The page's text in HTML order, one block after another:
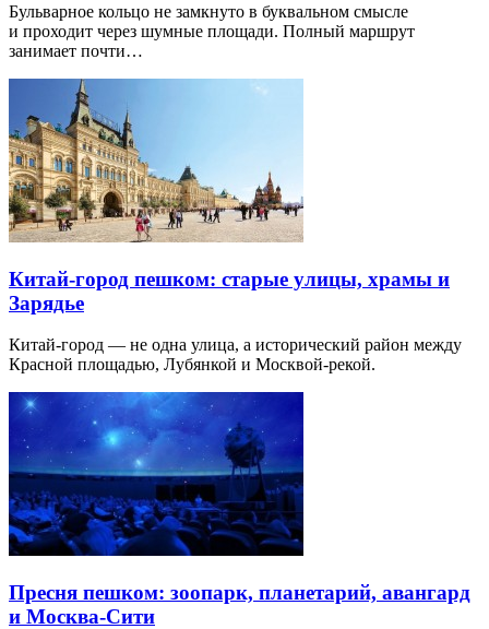
Бульварное кольцо не замкнуто в буквальном смысле
и проходит через шумные площади. Полный маршрут
занимает почти…
Китай-город пешком: старые улицы, храмы и
Зарядье
Китай-город — не одна улица, а исторический район между
Красной площадью, Лубянкой и Москвой-рекой.
Пресня пешком: зоопарк, планетарий, авангард
и Москва-Сити